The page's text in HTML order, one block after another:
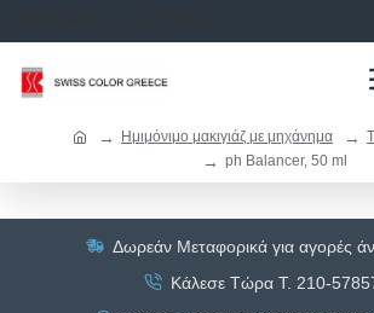
Ημιμόνιμο μακιγιάζ με μηχάνημα
ph Balancer, 50 ml
Δωρεάν Μεταφορικά για αγορές
Κάλεσε Τώρα Τ. 210-